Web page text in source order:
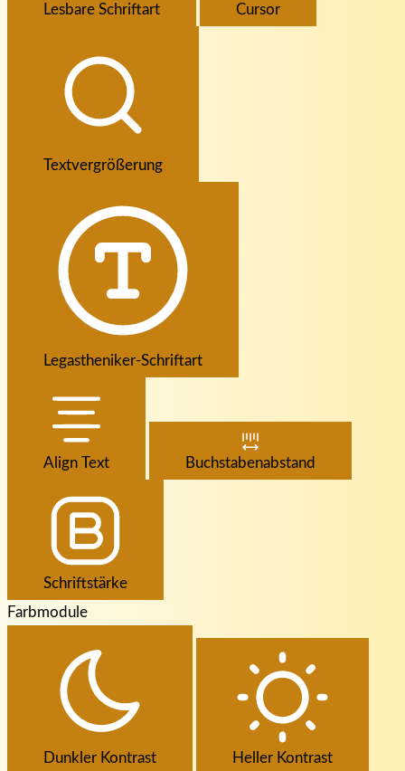
Lesbare Schriftart Cursor
Textvergrößerung
Legastheniker-Schriftart
Align Text Buchstabenabstand
Schriftstärke
Farbmodule
Dunkler Kontrast Heller Kontrast